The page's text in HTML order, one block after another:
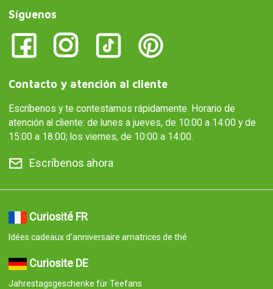
Síguenos
Contacto y atención al cliente
Escríbenos y te contestamos rápidamente. Horario de
atención al cliente: de lunes a jueves, de 10:00 a 14:00 y de
15:00 a 18:00; los viernes, de 10:00 a 14:00.
Escríbenos ahora
Curiosité FR
Idées cadeaux d'anniversaire amatrices de thé
Curiosite DE
Jahrestagsgeschenke für Teefans